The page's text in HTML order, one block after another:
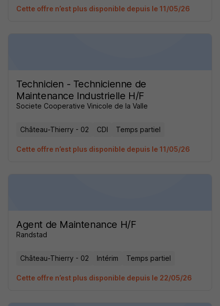
Cette offre n’est plus disponible depuis le 11/05/26
Technicien - Technicienne de
Maintenance Industrielle H/F
Societe Cooperative Vinicole de la Valle
Château-Thierry - 02 CDI Temps partiel
Cette offre n’est plus disponible depuis le 11/05/26
Agent de Maintenance H/F
Randstad
Château-Thierry - 02 Intérim Temps partiel
Cette offre n’est plus disponible depuis le 22/05/26